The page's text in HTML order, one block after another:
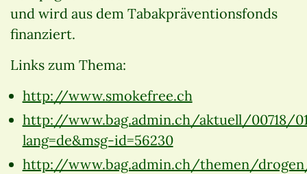
und wird aus dem Tabakpräventionsfonds
finanziert.
Links zum Thema:
http://www.smokefree.ch
http://www.bag.admin.ch/aktuell/00718/
lang=de&msg-id=56230
http://www.bag.admin.ch/themen/